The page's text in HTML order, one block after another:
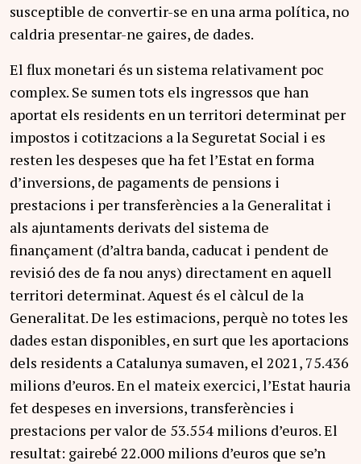
susceptible de convertir-se en una arma política, no
caldria presentar-ne gaires, de dades.
El flux monetari és un sistema relativament poc
complex. Se sumen tots els ingressos que han
aportat els residents en un territori determinat per
impostos i cotitzacions a la Seguretat Social i es
resten les despeses que ha fet l’Estat en forma
d’inversions, de pagaments de pensions i
prestacions i per transferències a la Generalitat i
als ajuntaments derivats del sistema de
finançament (d’altra banda, caducat i pendent de
revisió des de fa nou anys) directament en aquell
territori determinat. Aquest és el càlcul de la
Generalitat. De les estimacions, perquè no totes les
dades estan disponibles, en surt que les aportacions
dels residents a Catalunya sumaven, el 2021, 75.436
milions d’euros. En el mateix exercici, l’Estat hauria
fet despeses en inversions, transferències i
prestacions per valor de 53.554 milions d’euros. El
resultat: gairebé 22.000 milions d’euros que se’n